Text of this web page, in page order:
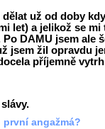
už od doby
let) a jelikož se mi
DAMU jsem ale
jsem žil opravdu
příjemně
první angažmá?